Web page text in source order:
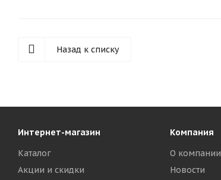
Назад к списку
Интернет-магазин
Каталог
Акции и скидки
Компания
О компании
Новости